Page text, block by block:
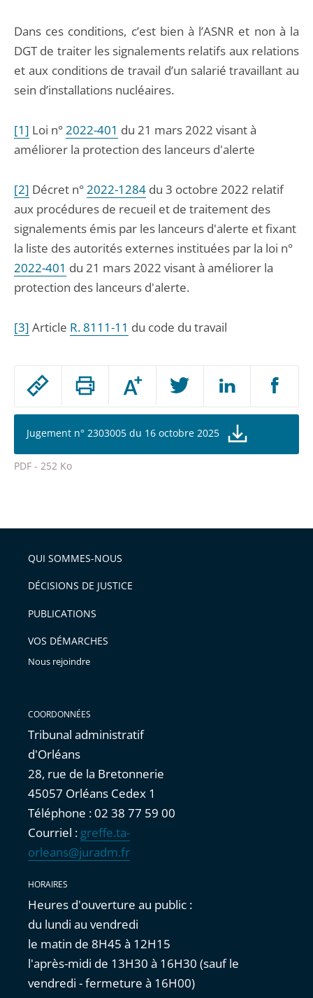
Passer
partage
l'article
pour
Augmenter
ou
la
de
police
Jugement n° 2303005 du 16 octobre 2025
PDF - 252 Ko
l'article
pour
avant
Dans ces conditions, c’est bien à l’ASNR et non à la
DGT de traiter les signalements relatifs aux relations
et aux conditions de travail d’un salarié travaillant au
sein d’installations nucléaires.
[1] Loi n°2022-401 du 21 mars 2022 visant à
améliorer la protection des lanceurs d'alerte
[2] Décret n°2022-1284 du 3 octobre 2022 relatif
aux procédures de recueil et de traitement des
signalements émis par les lanceurs d'alerte et fixant
la liste des autorités externes instituées par la loi n°
2022-401 du 21 mars 2022 visant à améliorer la
protection des lanceurs d'alerte.
[3] Article R. 8111-11 du code du travail
QUI SOMMES-NOUS
DÉCISIONS DE JUSTICE
PUBLICATIONS
VOS DÉMARCHES
Nous rejoindre
COORDONNÉES
Tribunal administratif
d'Orléans
28, rue de la Bretonnerie
45057 Orléans Cedex 1
Téléphone : 02 38 77 59 00
Courriel : greffe.ta-
orleans@juradm.fr
HORAIRES
Heures d'ouverture au public :
du lundi au vendredi
le matin de 8H45 à 12H15
l'après-midi de 13H30 à 16H30 (sauf le
vendredi - fermeture à 16H00)